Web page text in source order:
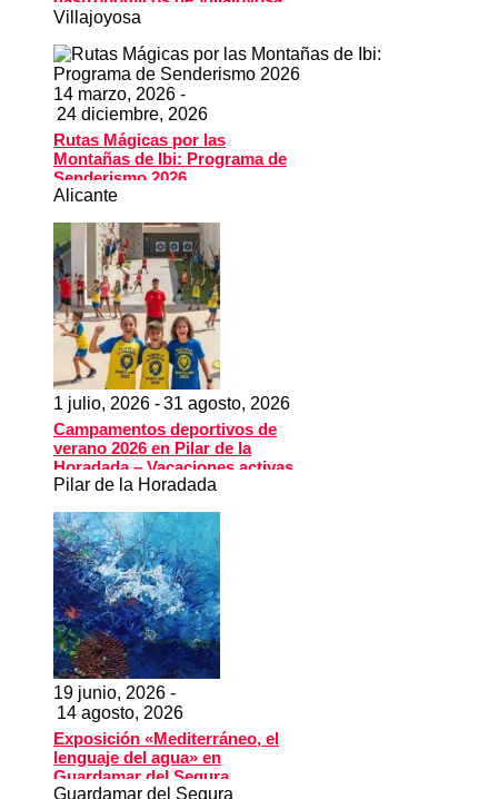
Villajoyosa
14 marzo, 2026 -
24 diciembre, 2026
Rutas Mágicas por las
Montañas de Ibi: Programa de
Senderismo 2026
Alicante
1 julio, 2026 -31 agosto, 2026
Campamentos deportivos de
verano 2026 en Pilar de la
Horadada – Vacaciones activas
para niños y adolescentes
Pilar de la Horadada
19 junio, 2026 -
14 agosto, 2026
Exposición «Mediterráneo, el
lenguaje del agua» en
Guardamar del Segura
Guardamar del Segura